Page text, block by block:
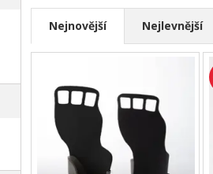
Nejnovější Nejlevnější